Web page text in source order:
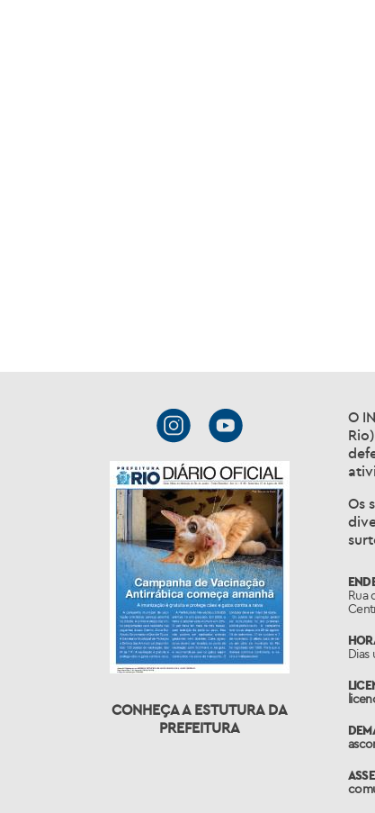
CONHEÇA A ESTUTURA DA
PREFEITURA
O
Os
Rua
Dias